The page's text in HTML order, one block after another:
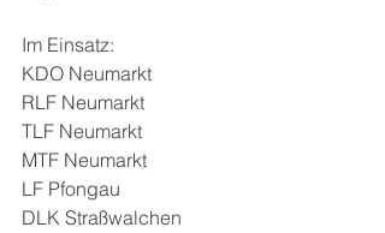
Im Einsatz:
KDO Neumarkt
RLF Neumarkt
TLF Neumarkt
MTF Neumarkt
LF Pfongau
DLK Straßwalchen